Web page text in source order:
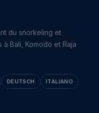
du snorkeling et
Bali, Komodo et Raja
DEUTSCH ITALIANO